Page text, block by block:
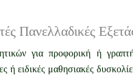
Πανελλαδικές
για προφορική ή
ή ειδικές μαθησιακές